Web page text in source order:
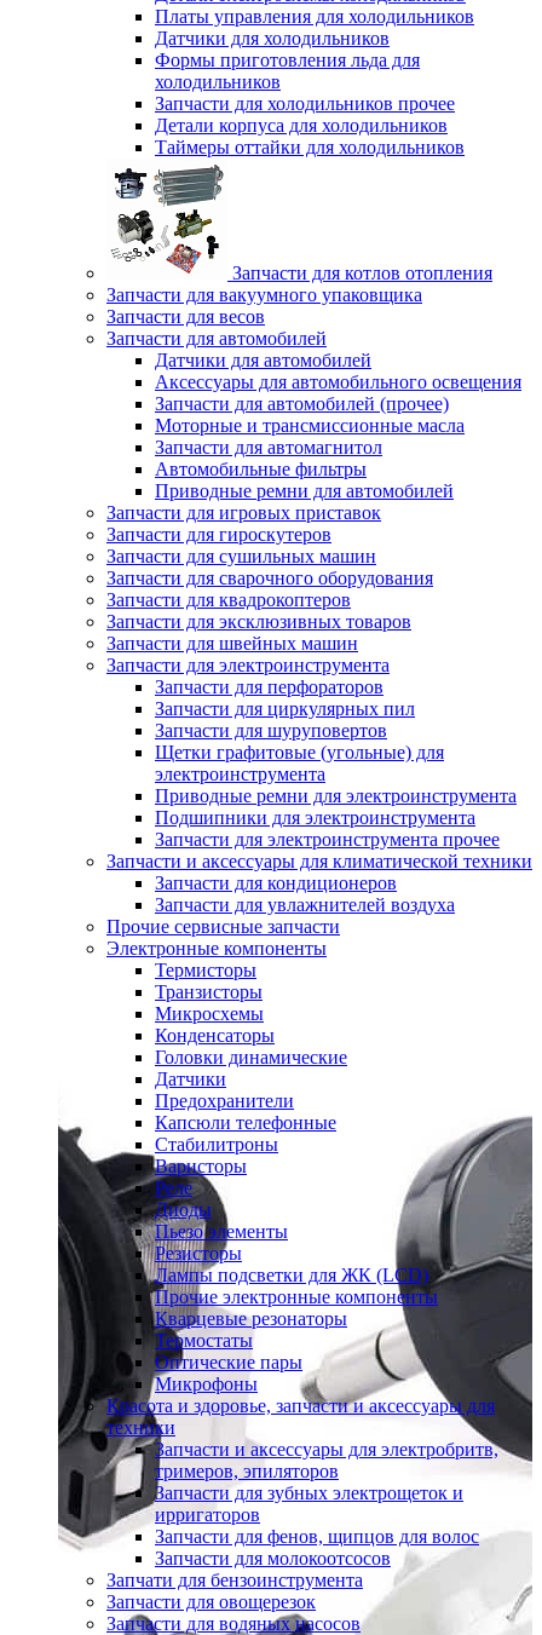
Платы управления для холодильников
Датчики для холодильников
Формы приготовления льда для
холодильников
Запчасти для холодильников прочее
Детали корпуса для холодильников
Таймеры оттайки для холодильников
Запчасти для котлов отопления
Запчасти для вакуумного упаковщика
Запчасти для весов
Запчасти для автомобилей
Датчики для автомобилей
Аксессуары для автомобильного освещения
Запчасти для автомобилей (прочее)
Моторные и трансмиссионные масла
Запчасти для автомагнитол
Автомобильные фильтры
Приводные ремни для автомобилей
Запчасти для игровых приставок
Запчасти для гироскутеров
Запчасти для сушильных машин
Запчасти для сварочного оборудования
Запчасти для квадрокоптеров
Запчасти для эксклюзивных товаров
Запчасти для швейных машин
Запчасти для электроинструмента
Запчасти для перфораторов
Запчасти для циркулярных пил
Запчасти для шуруповертов
Щетки графитовые (угольные) для
электроинструмента
Приводные ремни для электроинструмента
Подшипники для электроинструмента
Запчасти для электроинструмента прочее
Запчасти и аксессуары для климатической техники
Запчасти для кондиционеров
Запчасти для увлажнителей воздуха
Прочие сервисные запчасти
Электронные компоненты
Термисторы
Транзисторы
Микросхемы
Конденсаторы
Головки динамические
Датчики
Предохранители
Капсюли телефонные
Стабилитроны
Варисторы
Реле
Диоды
Пьезо элементы
Резисторы
Лампы подсветки для ЖК (LCD)
Прочие электронные компоненты
Кварцевые резонаторы
Термостаты
Оптические пары
Микрофоны
Красота и здоровье, запчасти и аксессуары для
техники
Запчасти и аксессуары для электробритв,
тримеров, эпиляторов
Запчасти для зубных электрощеток и
ирригаторов
Запчасти для фенов, щипцов для волос
Запчасти для молокоотсосов
Запчати для бензоинструмента
Запчасти для овощерезок
Запчасти для водяных насосов